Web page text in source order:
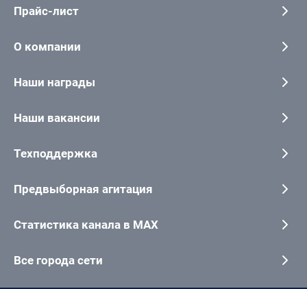
Прайс-лист
О компании
Наши награды
Наши вакансии
Техподдержка
Предвыборная агитация
Статистика канала в MAX
Все города сети